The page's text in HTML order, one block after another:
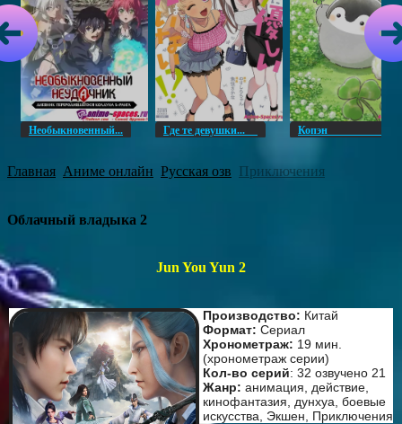
Необыкновенный... Где те девушки... Копэн
Главная Аниме онлайн Русская озв Приключения
Облачный владыка 2
Jun You Yun 2
Производство: Китай
Формат: Сериал
Хронометраж: 19 мин.
(хронометраж серии)
Кол-во серий: 32 озвучено 21
Жанр: анимация, действие,
кинофантазия, дунхуа, боевые
искусства, Экшен, Приключения